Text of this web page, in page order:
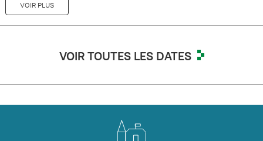
VOIR PLUS
VOIR TOUTES LES DATES